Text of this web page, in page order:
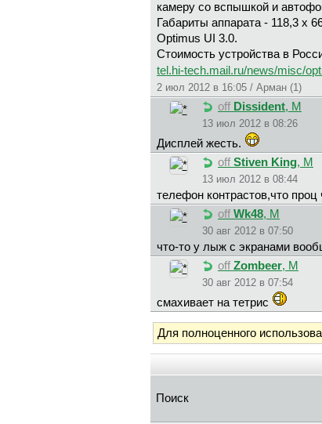
камеру со вспышкой и
Габариты аппарата - 118,3 x
Optimus UI 3.0.
Стоимость устройства в
tel.hi-tech.mail.ru/news/misc/
2 июл 2012 в 16:05 / Арман (1)
off Dissident, М
13 июл 2012 в 08:26
Дисплей жесть.
off Stiven King, М
13 июл 2012 в 08:44
телефон контрастов,что проц
off Wk48, М
30 авг 2012 в 07:50
что-то у лыж с экранами
off Zombeer, М
30 авг 2012 в 07:54
смахивает на тетрис
Для полноценного
Поиск